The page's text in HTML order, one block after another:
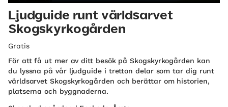
Ljudguide runt världsarvet
Skogskyrkogården
Gratis
För att få ut mer av ditt besök på Skogskyrkogården kan
du lyssna på vår ljudguide i tretton delar som tar dig runt
världsarvet Skogskyrkogården och berättar om historien,
platserna och byggnaderna.